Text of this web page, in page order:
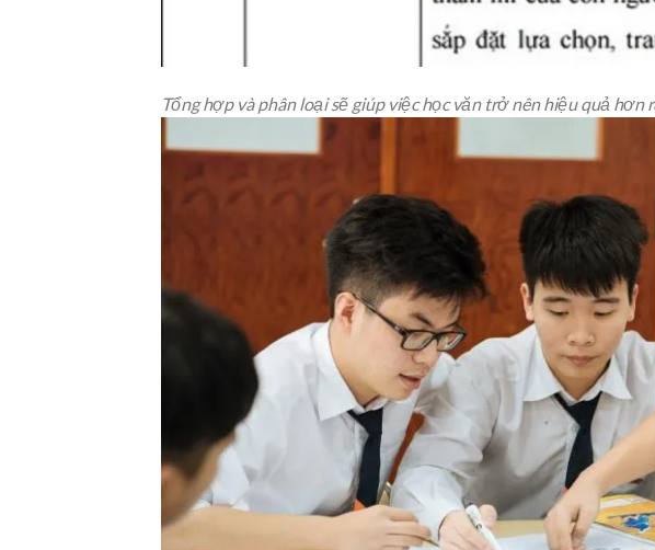
Tổng hợp và phân loại sẽ giúp việc học văn trở nên hiệu quả hơn